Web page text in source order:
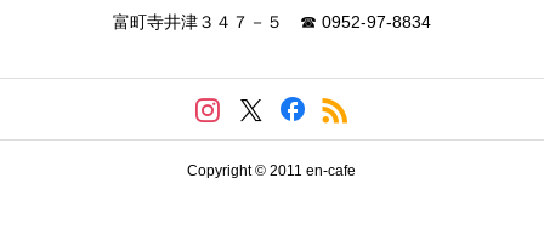
富町寺井津３４７－５ ☎ 0952-97-8834
Copyright © 2011 en-cafe